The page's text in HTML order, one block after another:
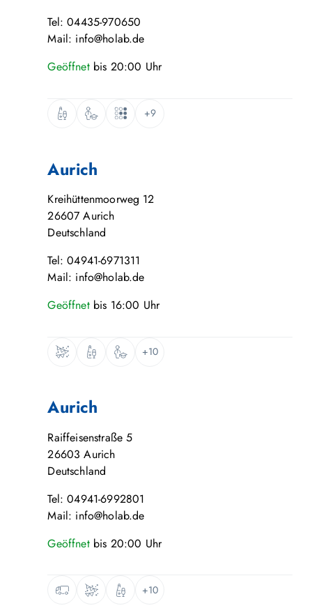
Tel: 04435-970650
Mail: info@holab.de
Geöffnet bis 20:00 Uhr
+9
Aurich
Kreihüttenmoorweg 12
26607 Aurich
Deutschland
Tel: 04941-6971311
Mail: info@holab.de
Geöffnet bis 16:00 Uhr
+10
Aurich
Raiffeisenstraße 5
26603 Aurich
Deutschland
Tel: 04941-6992801
Mail: info@holab.de
Geöffnet bis 20:00 Uhr
+10